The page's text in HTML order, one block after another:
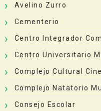
Avelino Zurro
Cementerio
Centro Integrador
Centro Universitario
Complejo Cultural
Complejo Natatorio
Consejo Escolar